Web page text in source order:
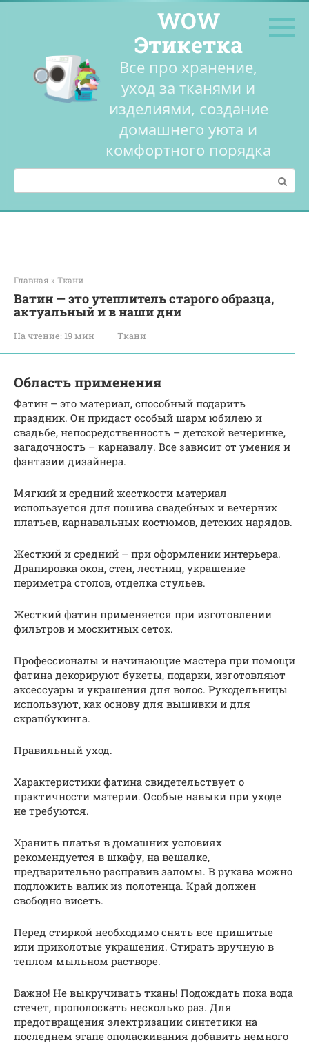
Перейти
WOW
Этикетка
Все про хранение,
уход за тканями и
изделиями, создание
домашнего уюта и
комфортного порядка
Поиск:
Главная » Ткани
Ватин — это утеплитель старого образца,
актуальный и в наши дни
На чтение: 19 мин Ткани
Область применения
Фатин – это материал, способный подарить
праздник. Он придаст особый шарм юбилею и
свадьбе, непосредственность – детской вечеринке,
загадочность – карнавалу. Все зависит от умения и
фантазии дизайнера.
Мягкий и средний жесткости материал
используется для пошива свадебных и вечерних
платьев, карнавальных костюмов, детских нарядов.
Жесткий и средний – при оформлении интерьера.
Драпировка окон, стен, лестниц, украшение
периметра столов, отделка стульев.
Жесткий фатин применяется при изготовлении
фильтров и москитных сеток.
Профессионалы и начинающие мастера при помощи
фатина декорируют букеты, подарки, изготовляют
аксессуары и украшения для волос. Рукодельницы
используют, как основу для вышивки и для
скрапбукинга.
Правильный уход.
Характеристики фатина свидетельствует о
практичности материи. Особые навыки при уходе
не требуются.
Хранить платья в домашних условиях
рекомендуется в шкафу, на вешалке,
предварительно расправив заломы. В рукава можно
подложить валик из полотенца. Край должен
свободно висеть.
Перед стиркой необходимо снять все пришитые
или приколотые украшения. Стирать вручную в
теплом мыльном растворе.
Важно! Не выкручивать ткань! Подождать пока вода
стечет, прополоскать несколько раз. Для
предотвращения электризации синтетики на
последнем этапе ополаскивания добавить немного